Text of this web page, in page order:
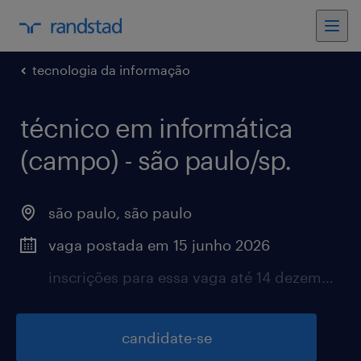
tecnologia da informação
técnico em informática
(campo) - são paulo/sp.
são paulo, são paulo
vaga postada em 15 junho 2026
inscrições para essa vaga até 14 dezembro 2026
candidate-se